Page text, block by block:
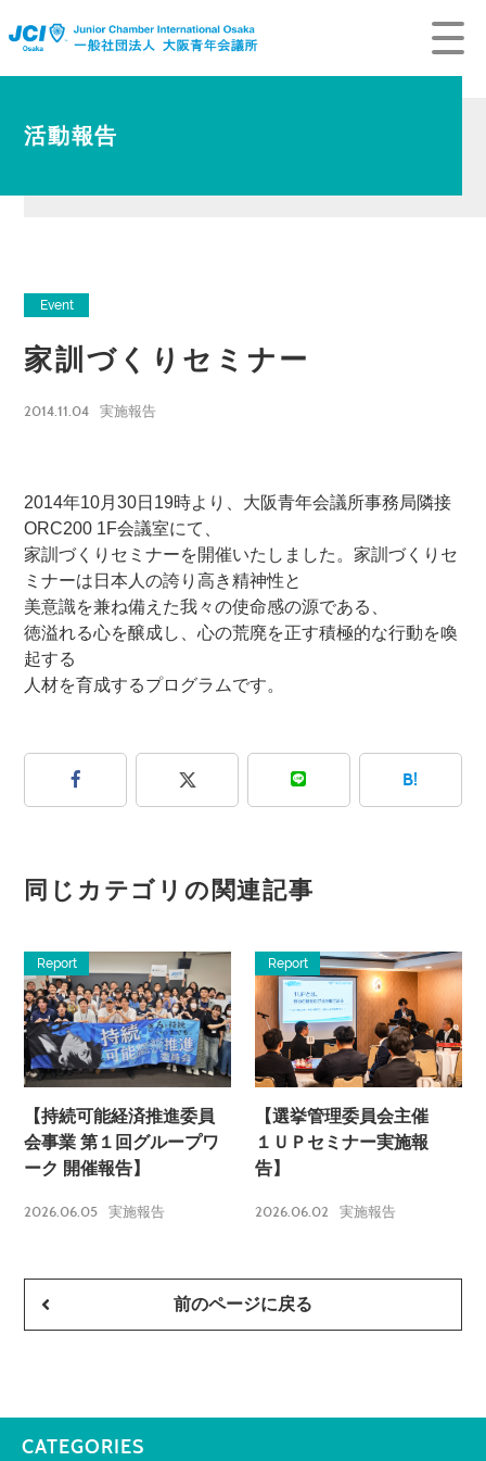
活動報告
Event
家訓づくりセミナー
2014.11.04 実施報告
2014年10月30日19時より、大阪青年会議所事務局隣接
ORC200 1F会議室にて、
家訓づくりセミナーを開催いたしました。家訓づくりセ
ミナーは日本人の誇り高き精神性と
美意識を兼ね備えた我々の使命感の源である、
徳溢れる心を醸成し、心の荒廃を正す積極的な行動を喚
起する
人材を育成するプログラムです。
B!
同じカテゴリの関連記事
Report
【持続可能経済推進委員
会事業 第１回グループワ
ーク 開催報告】
2026.06.05 実施報告
Report
【選挙管理委員会主催
１ＵＰセミナー実施報
告】
2026.06.02 実施報告
前のページに戻る
CATEGORIES